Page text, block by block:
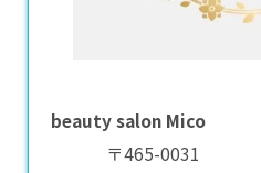
beauty salon Mico
〒465-0031